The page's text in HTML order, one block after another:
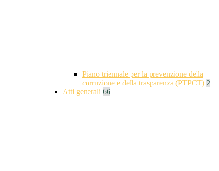
Piano triennale per la prevenzione della
corruzione e della trasparenza (PTPCT) 2
Atti generali 66